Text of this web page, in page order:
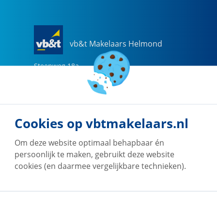
vb&t Makelaars Helmond
Steenweg 18a
helmond@vbtmakelaars.nl
Naar vestiging
Cookies op vbtmakelaars.nl
Om deze website optimaal behapbaar én
persoonlijk te maken, gebruikt deze website
cookies (en daarmee vergelijkbare technieken).